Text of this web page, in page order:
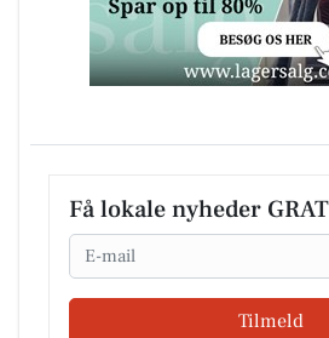
Få lokale nyheder
Email
Tilmeld